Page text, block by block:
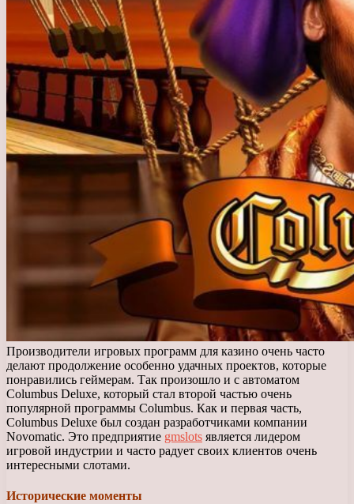
Производители игровых программ для казино очень часто
делают продолжение особенно удачных проектов, которые
понравились геймерам. Так произошло и с автоматом
Columbus Deluxe, который стал второй частью очень
популярной программы Columbus. Как и первая часть,
Columbus Deluxe был создан разработчиками компании
Novomatic. Это предприятие gmslots является лидером
игровой индустрии и часто радует своих клиентов очень
интересными слотами.
Исторические моменты